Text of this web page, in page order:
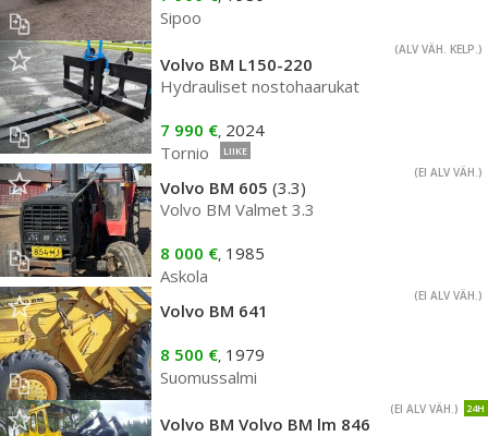
Sipoo
(ALV VÄH. KELP.)
Volvo BM L150-220
Hydrauliset nostohaarukat
7 990 €, 2024
Tornio
LIIKE
(EI ALV VÄH.)
Volvo BM 605 (3.3)
Volvo BM Valmet 3.3
8 000 €, 1985
Askola
(EI ALV VÄH.)
Volvo BM 641
8 500 €, 1979
Suomussalmi
24H
(EI ALV VÄH.)
Volvo BM Volvo BM lm 846